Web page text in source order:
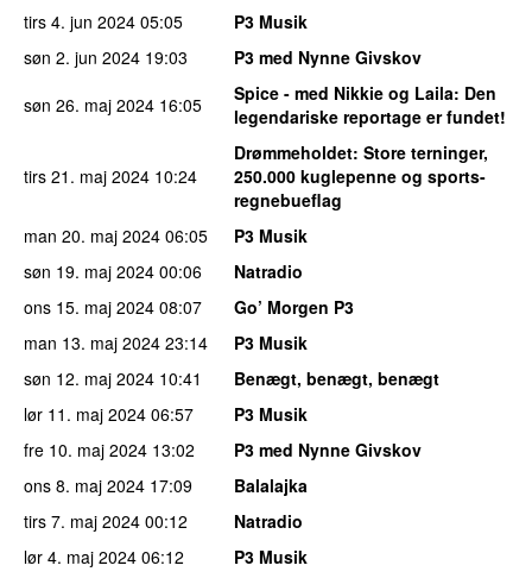
tirs 4. jun 2024 05:05
P3 Musik
søn 2. jun 2024 19:03
P3 med Nynne Givskov
søn 26. maj 2024 16:05 Spice - med Nikkie og Laila: Den
legendariske reportage er fundet!
tirs 21. maj 2024 10:24
Drømmeholdet: Store terninger,
250.000 kuglepenne og sports-
regnebueflag
man 20. maj 2024 06:05
P3 Musik
søn 19. maj 2024 00:06
Natradio
ons 15. maj 2024 08:07
Go’ Morgen P3
man 13. maj 2024 23:14
P3 Musik
søn 12. maj 2024 10:41
Benægt, benægt, benægt
lør 11. maj 2024 06:57
P3 Musik
fre 10. maj 2024 13:02
P3 med Nynne Givskov
ons 8. maj 2024 17:09
Balalajka
tirs 7. maj 2024 00:12
Natradio
lør 4. maj 2024 06:12
P3 Musik